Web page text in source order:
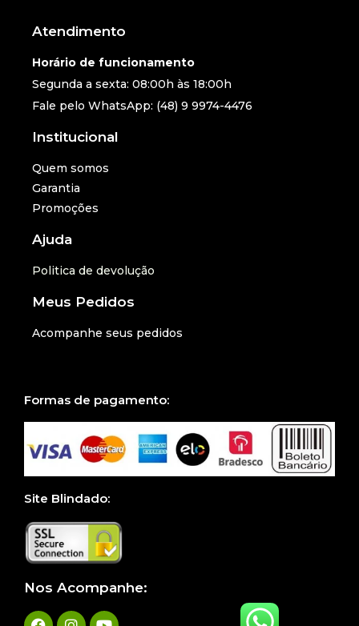
Atendimento
Horário de funcionamento
Segunda a sexta: 08:00h às 18:00h
Fale pelo WhatsApp: (48) 9 9974-4476
Institucional
Quem somos
Garantia
Promoções
Ajuda
Politica de devolução
Meus Pedidos
Acompanhe seus pedidos
Formas de pagamento:
Site Blindado:
Nos Acompanhe: